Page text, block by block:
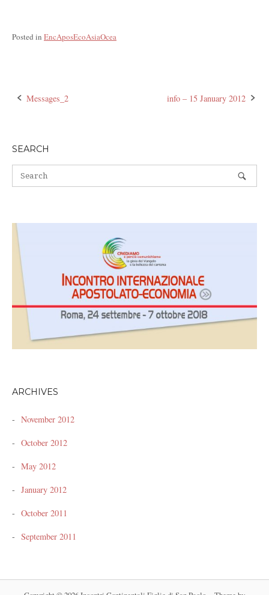
Posted in EncAposEcoAsiaOcea
Post
Messages_2 info – 15 January 2012
SEARCH
ARCHIVES
November 2012
October 2012
May 2012
January 2012
October 2011
September 2011